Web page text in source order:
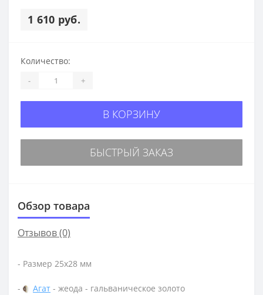
1 610 руб.
Количество:
- +
В КОРЗИНУ
БЫСТРЫЙ ЗАКАЗ
Обзор товара
Отзывов (0)
- Размер 25х28 мм
- Агат - жеода - гальваническое золото